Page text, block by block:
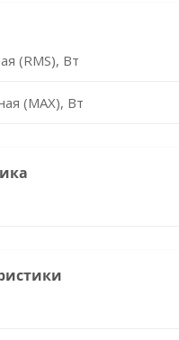
(RMS), Вт
(MAX), Вт